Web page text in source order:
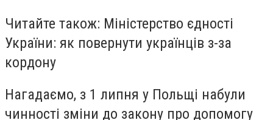
Читайте також: Міністерство єдності
України: як повернути українців з-за
кордону
Нагадаємо, з 1 липня у Польщі набули
чинності зміни до закону про допомогу